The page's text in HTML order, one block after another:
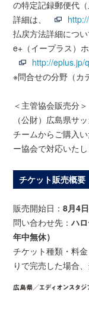
の特定記録郵便代
詳細は、
払戻方法詳細につ
e+（イープラス）
http://eplus.jp/
※問合せの分野（カ
＜主管協会販売分＞
（公財）広島県サ
チームからご購入
ー協会で対応いたし
チケット販売概要
販売開始日：8月4
問い合わせ先：ハ
年中無休）
チケット種類・料
りで完売した場合